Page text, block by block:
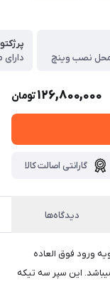
محل نصب وینچ
126,800,000تومان
گارانتی اصالت کالا
دیدگاه‌ها
ورود فوق العاده
این سپر سه تیکه